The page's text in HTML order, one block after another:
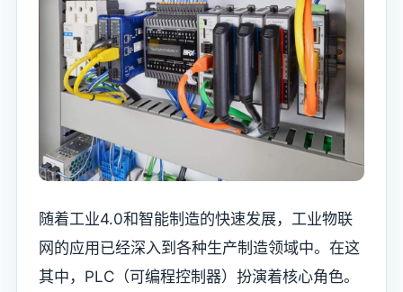
随着工业4.0和智能制造的快速发展，工业物联
网的应用已经深入到各种生产制造领域中。在这
其中，PLC（可编程控制器）扮演着核心角色。